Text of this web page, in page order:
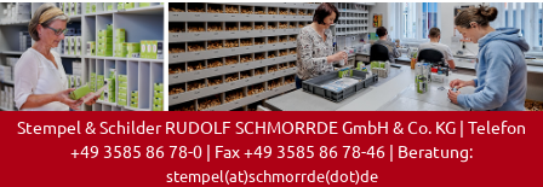
Stempel & Schilder RUDOLF SCHMORRDE GmbH & Co. KG | Telefon
+49 3585 86 78-0 | Fax +49 3585 86 78-46 | Beratung:
stempel(at)schmorrde(dot)de